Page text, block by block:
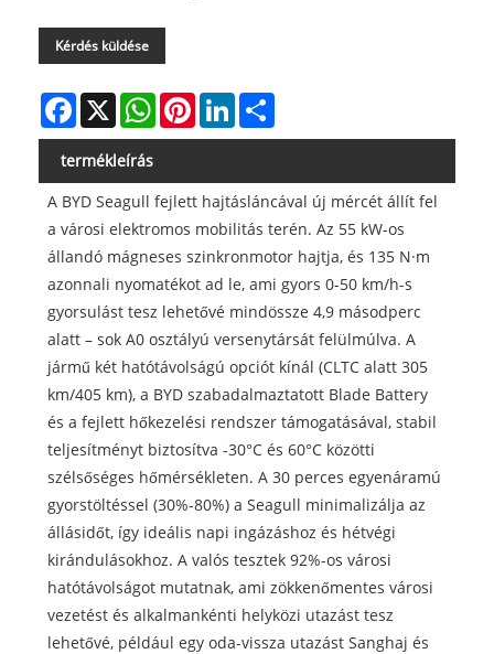
Kérdés küldése
Facebook
X WhatsAppPinterestLinkedIn
termékleírás
A BYD Seagull fejlett hajtásláncával új mércét állít fel
a városi elektromos mobilitás terén. Az 55 kW-os
állandó mágneses szinkronmotor hajtja, és 135 N·m
azonnali nyomatékot ad le, ami gyors 0-50 km/h-s
gyorsulást tesz lehetővé mindössze 4,9 másodperc
alatt – sok A0 osztályú versenytársát felülmúlva. A
jármű két hatótávolságú opciót kínál (CLTC alatt 305
km/405 km), a BYD szabadalmaztatott Blade Battery
és a fejlett hőkezelési rendszer támogatásával, stabil
teljesítményt biztosítva -30°C és 60°C közötti
szélsőséges hőmérsékleten. A 30 perces egyenáramú
gyorstöltéssel (30%-80%) a Seagull minimalizálja az
állásidőt, így ideális napi ingázáshoz és hétvégi
kirándulásokhoz. A valós tesztek 92%-os városi
hatótávolságot mutatnak, ami zökkenőmentes városi
vezetést és alkalmankénti helyközi utazást tesz
lehetővé, például egy oda-vissza utazást Sanghaj és